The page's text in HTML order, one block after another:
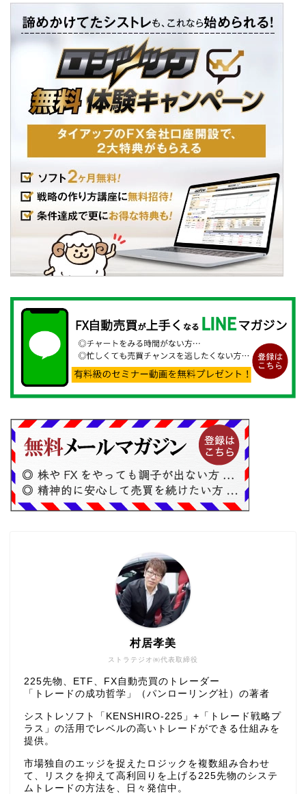
ストラテジオ㈱代表取締役
村居孝美
225先物、ETF、FX自動売買のトレーダー
「トレードの成功哲学」（パンローリング社）の著者
シストレソフト「KENSHIRO-225」+「トレード戦略プ
ラス」の活用でレベルの高いトレードができる仕組みを
提供。
市場独自のエッジを捉えたロジックを複数組み合わせ
て、リスクを抑えて高利回りを上げる225先物のシステ
ムトレードの方法を、日々発信中。